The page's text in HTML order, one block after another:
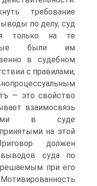
требование
по делу, суд
только на те
были им
в судебном
с правилами,
— это свойство
взаимосвязь
в суде
на этой
должен
выводов суда по
при его